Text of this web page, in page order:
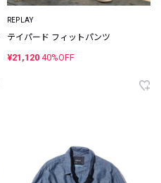
REPLAY
テイパード フィットパンツ
¥21,120 40%OFF